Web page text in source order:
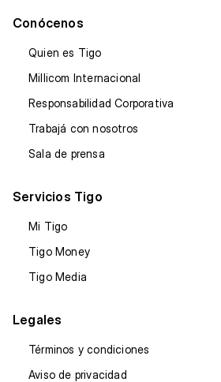
Conócenos
Quien es Tigo
Millicom Internacional
Responsabilidad Corporativa
Trabajá con nosotros
Sala de prensa
Servicios Tigo
Mi Tigo
Tigo Money
Tigo Media
Legales
Términos y condiciones
Aviso de privacidad